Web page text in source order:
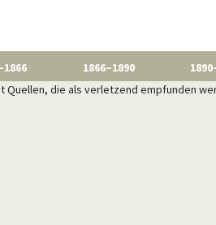
1866–1890
Quellen, die als verletzend empfunden